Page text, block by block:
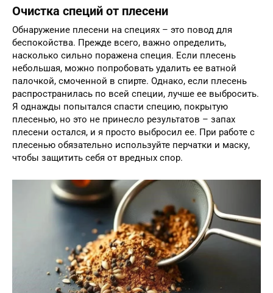
Очистка специй от плесени
Обнаружение плесени на специях – это повод для
беспокойства. Прежде всего, важно определить,
насколько сильно поражена специя. Если плесень
небольшая, можно попробовать удалить ее ватной
палочкой, смоченной в спирте. Однако, если плесень
распространилась по всей специи, лучше ее выбросить.
Я однажды попытался спасти специю, покрытую
плесенью, но это не принесло результатов – запах
плесени остался, и я просто выбросил ее. При работе с
плесенью обязательно используйте перчатки и маску,
чтобы защитить себя от вредных спор.